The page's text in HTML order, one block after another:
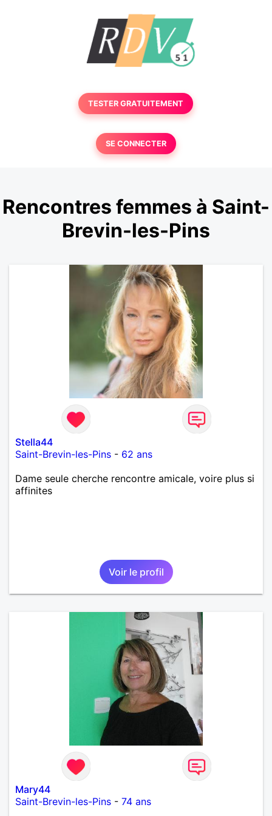
TESTER GRATUITEMENT
SE CONNECTER
Rencontres femmes à Saint-
Brevin-les-Pins
Stella44
Saint-Brevin-les-Pins - 62 ans
Dame seule cherche rencontre amicale, voire plus si
affinites
Voir le profil
Mary44
Saint-Brevin-les-Pins - 74 ans